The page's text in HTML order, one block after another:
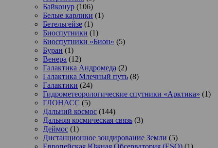
Байконур (106)
Белые карлики (1)
Бетельгейзе (1)
Биоспутники (1)
Биоспутники «Бион» (5)
Буран (1)
Венера (12)
Галактика Андромеда (2)
Галактика Млечный путь (8)
Галактики (24)
Гидрометеорологические спутники «Арктика» (1)
ГЛОНАСС (5)
Дальний космос (144)
Дальняя космическая связь (3)
Деймос (1)
Дистанционное зондирование Земли (5)
Европейская Южная Обсерватория (ESO) (1)